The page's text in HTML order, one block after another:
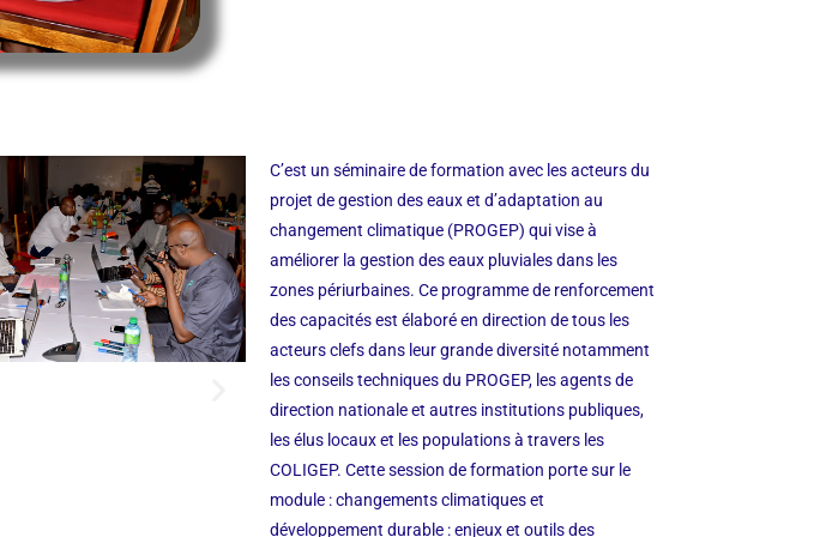
C’est un séminaire de formation avec les acteurs du
projet de gestion des eaux et d’adaptation au
changement climatique (PROGEP) qui vise à
améliorer la gestion des eaux pluviales dans les
zones périurbaines. Ce programme de renforcement
des capacités est élaboré en direction de tous les
acteurs clefs dans leur grande diversité notamment
les conseils techniques du PROGEP, les agents de
direction nationale et autres institutions publiques,
les élus locaux et les populations à travers les
COLIGEP. Cette session de formation porte sur le
module : changements climatiques et
développement durable : enjeux et outils des